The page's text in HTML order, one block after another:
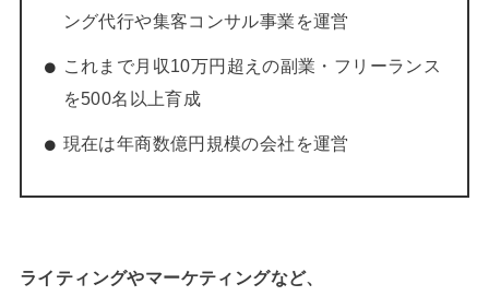
ング代行や集客コンサル事業を運営
これまで月収10万円超えの副業・フリーランス
を500名以上育成
現在は年商数億円規模の会社を運営
ライティングやマーケティングなど、